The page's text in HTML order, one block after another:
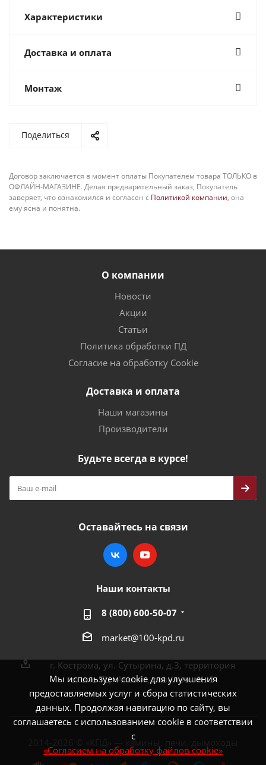
Мы используем cookie для улучшения
предоставляемых услуг и сбора статистических
данных. Продолжая навигацию по сайту, вы
соглашаетесь с использованием cookie в соответствии
с
«Согласием на обработку файлов cookie»
Характеристики
Доставка и оплата
Монтаж
Поделиться
Договор заключается в момент оплаты Покупателем товара ТОЛЬКО в
ОФЛАЙН-МАГАЗИНЕ. Делая предварительный заказ, Покупатель
заверяет, что ознакомился и согласен с Политикой компании, она
ему ясна и понятна.
О компании
Новости
Акции
Статьи
Политика обработки ПД
Согласие на обработку Cookie
Доставка и оплата
Наши магазины
Производители
Будьте всегда в курсе!
Оставайтесь на связи
Наши контакты
8 (800) 600-50-07
market@100-kpd.ru
г. Кострома, ул. Сутырина, д.3, территория
около ТЦ «Аксон», павильон № 3
2014-2026 © «КПД» — камины, печи, дымоходы